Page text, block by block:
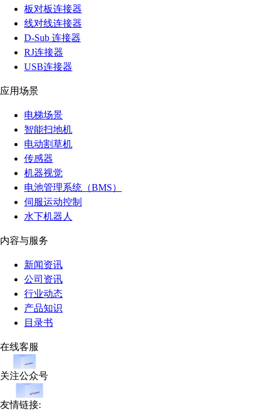
板对板连接器
线对线连接器
D-Sub 连接器
RJ连接器
USB连接器
应用场景
电梯场景
智能扫地机
电动割草机
传感器
机器视觉
电池管理系统（BMS）
伺服运动控制
水下机器人
内容与服务
新闻资讯
公司资讯
行业动态
产品知识
目录书
在线客服
关注公众号
友情链接: